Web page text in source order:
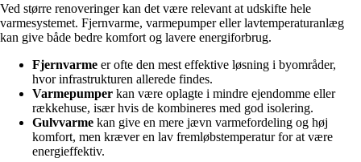
Ved større renoveringer kan det være relevant at udskifte hele
varmesystemet. Fjernvarme, varmepumper eller lavtemperaturanlæg
kan give både bedre komfort og lavere energiforbrug.
Fjernvarme er ofte den mest effektive løsning i byområder,
hvor infrastrukturen allerede findes.
Varmepumper kan være oplagte i mindre ejendomme eller
rækkehuse, især hvis de kombineres med god isolering.
Gulvvarme kan give en mere jævn varmefordeling og høj
komfort, men kræver en lav fremløbstemperatur for at være
energieffektiv.